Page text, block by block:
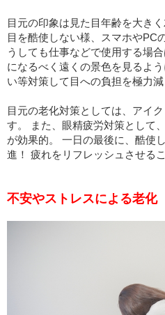
目元の印象は見た目年齢を大きく
目を酷使しない様、スマホやPC
うしても仕事などで使用する場
になるべく遠くの景色を見るよ
い等対策して目への負担を極力減
目元の老化対策としては、アイ
す。 また、眼精疲労対策として
が効果的。 一日の最後に、酷使
進！ 疲れをリフレッシュさせる
不安やストレスによる老化